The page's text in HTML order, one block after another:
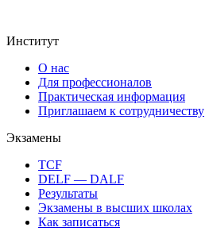
Институт
О нас
Для профессионалов
Практическая информация
Приглашаем к сотрудничеству
Экзамены
TCF
DELF — DALF
Результаты
Экзамены в высших школах
Как записаться